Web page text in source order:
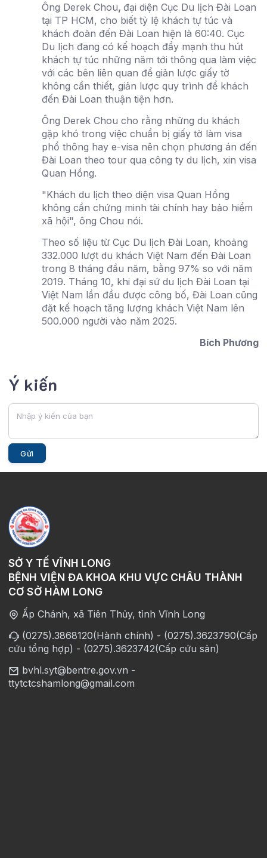
Ông Derek Chou,đại diện Cục Du lịch Đài Loan
tại TP HCM, cho biết tỷ lệ khách tự túc và
khách đoàn đến Đài Loan hiện là 60:40. Cục
Du lịch đang có kế hoạch đẩy mạnh thu hút
khách tự túc những năm tới thông qua làm việc
với các bên liên quan để giản lược giấy tờ
không cần thiết, giản lược quy trình để khách
đến Đài Loan thuận tiện hơn.
Ông Derek Chou cho rằng những du khách
gặp khó trong việc chuẩn bị giấy tờ làm visa
phổ thông hay e-visa nên chọn phương án đến
Đài Loan theo tour qua công ty du lịch, xin visa
Quan Hồng.
"Khách du lịch theo diện visa Quan Hồng
không cần chứng minh tài chính hay bảo hiểm
xã hội", ông Chou nói.
Theo số liệu từ Cục Du lịch Đài Loan, khoảng
332.000 lượt du khách Việt Nam đến Đài Loan
trong 8 tháng đầu năm, bằng 97% so với năm
2019. Tháng 10, khi đại sứ du lịch Đài Loan tại
Việt Nam lần đầu được công bố, Đài Loan cũng
đặt kế hoạch tăng lượng khách Việt Nam lên
500.000 người vào năm 2025.
Bích Phương
Ý kiến
Gửi
SỞ Y TẾ VĨNH LONG
BỆNH VIỆN ĐA KHOA KHU VỰC CHÂU THÀNH
CƠ SỞ HÀM LONG
Ấp Chánh, xã Tiên Thủy, tỉnh Vĩnh Long
(0275).3868120(Hành chính) - (0275).3623790(Cấp
cứu tổng hợp) - (0275).3623742(Cấp cứu sản)
bvhl.syt@bentre.gov.vn -
ttytctcshamlong@gmail.com